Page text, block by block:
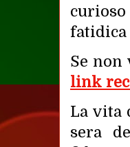
fatidica
Se
link
La vita
sera